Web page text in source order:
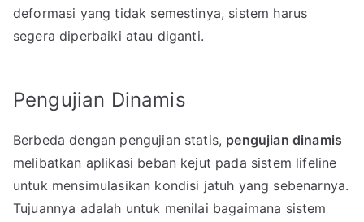
deformasi yang tidak semestinya, sistem harus
segera diperbaiki atau diganti.
Pengujian Dinamis
Berbeda dengan pengujian statis, pengujian dinamis
melibatkan aplikasi beban kejut pada sistem lifeline
untuk mensimulasikan kondisi jatuh yang sebenarnya.
Tujuannya adalah untuk menilai bagaimana sistem